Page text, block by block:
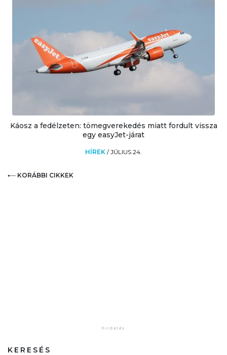
Káosz a fedélzeten: tömegverekedés miatt fordult vissza
egy easyJet-járat
HÍREK /JÚLIUS 24.
KORÁBBI CIKKEK
KERESÉS